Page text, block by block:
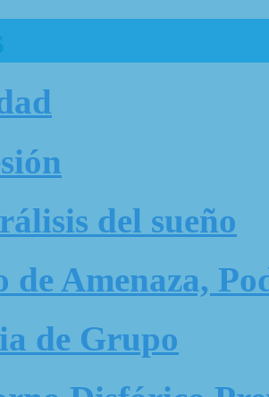
del sueño
de Amenaza,
de Grupo